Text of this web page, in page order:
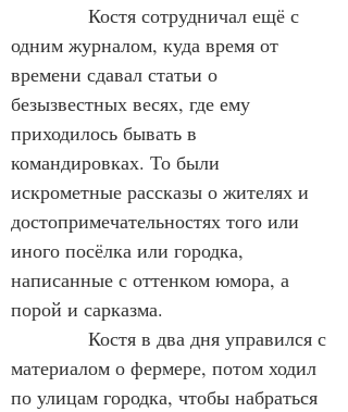
Костя сотрудничал ещё с
одним журналом, куда время от
времени сдавал статьи о
безызвестных весях, где ему
приходилось бывать в
командировках. То были
искрометные рассказы о жителях и
достопримечательностях того или
иного посёлка или городка,
написанные с оттенком юмора, а
порой и сарказма.
Костя в два дня управился с
материалом о фермере, потом ходил
по улицам городка, чтобы набраться